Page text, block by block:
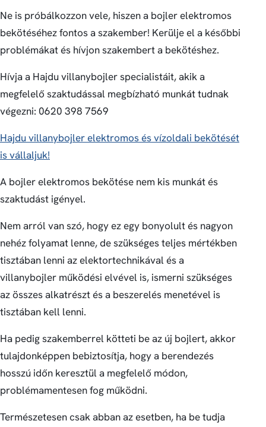
Ne is próbálkozzon vele, hiszen a bojler elektromos
bekötéséhez fontos a szakember! Kerülje el a későbbi
problémákat és hívjon szakembert a bekötéshez.
Hívja a Hajdu villanybojler specialistáit, akik a
megfelelő szaktudással megbízható munkát tudnak
végezni: 0620 398 7569
Hajdu villanybojler elektromos és vízoldali bekötését
is vállaljuk!
A bojler elektromos bekötése nem kis munkát és
szaktudást igényel.
Nem arról van szó, hogy ez egy bonyolult és nagyon
nehéz folyamat lenne, de szükséges teljes mértékben
tisztában lenni az elektortechnikával és a
villanybojler működési elvével is, ismerni szükséges
az összes alkatrészt és a beszerelés menetével is
tisztában kell lenni.
Ha pedig szakemberrel kötteti be az új bojlert, akkor
tulajdonképpen bebiztosítja, hogy a berendezés
hosszú időn keresztül a megfelelő módon,
problémamentesen fog működni.
Természetesen csak abban az esetben, ha be tudja